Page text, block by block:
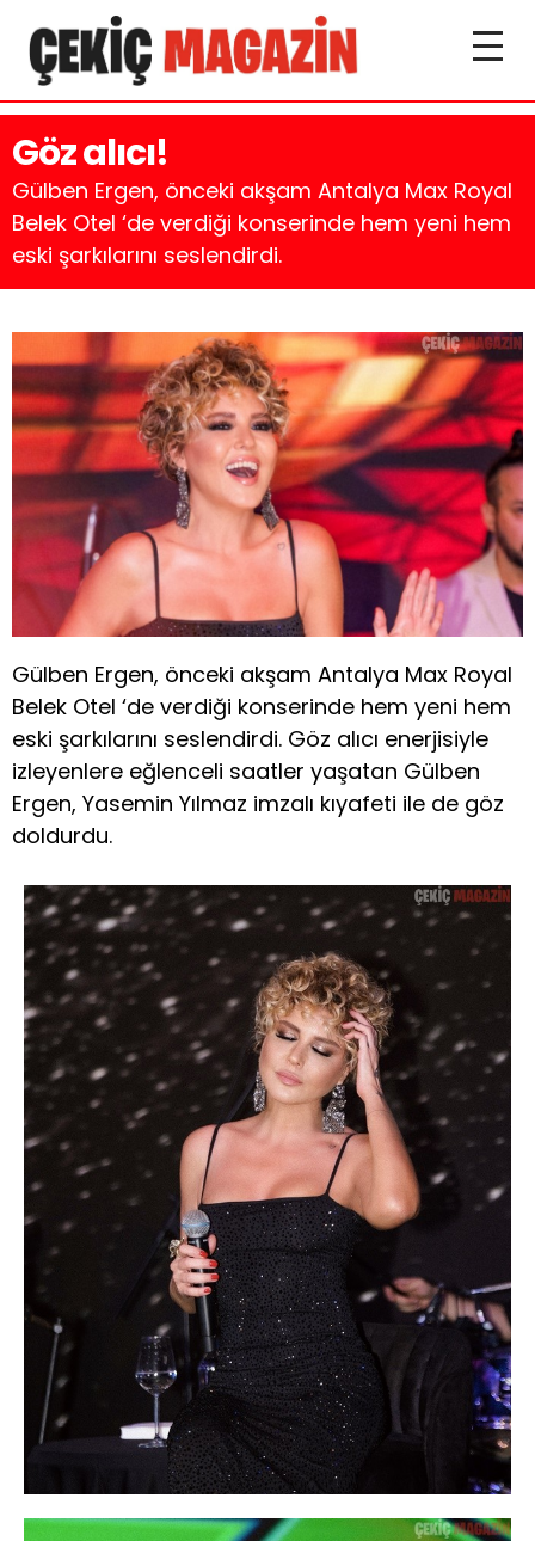
Göz alıcı!
Gülben Ergen, önceki akşam Antalya Max Royal
Belek Otel ‘de verdiği konserinde hem yeni hem
eski şarkılarını seslendirdi.
Gülben Ergen, önceki akşam Antalya Max Royal
Belek Otel ‘de verdiği konserinde hem yeni hem
eski şarkılarını seslendirdi. Göz alıcı enerjisiyle
izleyenlere eğlenceli saatler yaşatan Gülben
Ergen, Yasemin Yılmaz imzalı kıyafeti ile de göz
doldurdu.